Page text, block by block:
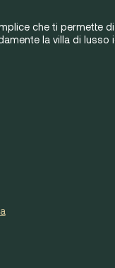
che ti permette
la villa di lusso